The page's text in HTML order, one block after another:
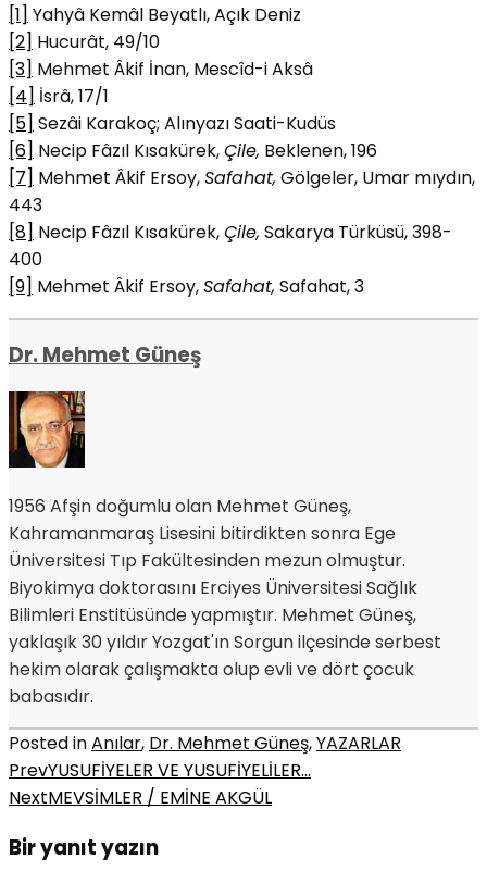
[1] Yahyâ Kemâl Beyatlı, Açık Deniz
[2] Hucurât, 49/10
[3] Mehmet Âkif İnan, Mescîd-i Aksâ
[4] İsrâ, 17/1
[5] Sezâi Karakoç; Alınyazı Saati-Kudüs
[6] Necip Fâzıl Kısakürek,Çile, Beklenen, 196
[7] Mehmet Âkif Ersoy,Safahat, Gölgeler, Umar mıydın,
443
[8] Necip Fâzıl Kısakürek,Çile, Sakarya Türküsü, 398-
400
[9] Mehmet Âkif Ersoy,Safahat, Safahat, 3
Dr. Mehmet Güneş
1956 Afşin doğumlu olan Mehmet Güneş,
Kahramanmaraş Lisesini bitirdikten sonra Ege
Üniversitesi Tıp Fakültesinden mezun olmuştur.
Biyokimya doktorasını Erciyes Üniversitesi Sağlık
Bilimleri Enstitüsünde yapmıştır. Mehmet Güneş,
yaklaşık 30 yıldır Yozgat'ın Sorgun ilçesinde serbest
hekim olarak çalışmakta olup evli ve dört çocuk
babasıdır.
Posted inAnılar, Dr. Mehmet Güneş,YAZARLAR
PrevYUSUFİYELER VE YUSUFİYELİLER…
NextMEVSİMLER / EMİNE AKGÜL
Bir yanıt yazın